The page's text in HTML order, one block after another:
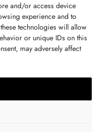
and/or access device
experience and to
technologies will allow
or unique IDs on this
may adversely affect
PRIVACY POLICY